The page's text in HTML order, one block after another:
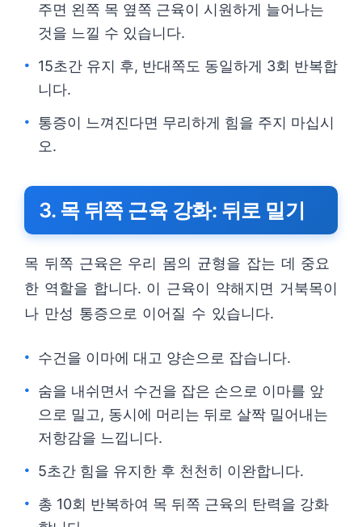
주면 왼쪽 목 옆쪽 근육이 시원하게 늘어나는
것을 느낄 수 있습니다.
15초간 유지 후, 반대쪽도 동일하게 3회 반복합
니다.
통증이 느껴진다면 무리하게 힘을 주지 마십시
오.
3. 목 뒤쪽 근육 강화: 뒤로 밀기
목 뒤쪽 근육은 우리 몸의 균형을 잡는 데 중요
한 역할을 합니다. 이 근육이 약해지면 거북목이
나 만성 통증으로 이어질 수 있습니다.
수건을 이마에 대고 양손으로 잡습니다.
숨을 내쉬면서 수건을 잡은 손으로 이마를 앞
으로 밀고, 동시에 머리는 뒤로 살짝 밀어내는
저항감을 느낍니다.
5초간 힘을 유지한 후 천천히 이완합니다.
총 10회 반복하여 목 뒤쪽 근육의 탄력을 강화